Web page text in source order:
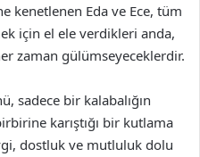
kenetlenen Eda ve Ece, tüm
için el ele verdikleri anda,
zaman gülümseyeceklerdir.
sadece bir kalabalığın
karıştığı bir kutlama
dostluk ve mutluluk dolu